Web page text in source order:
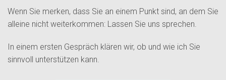
Wenn Sie merken, dass Sie an einem Punkt sind, an dem Sie
alleine nicht weiterkommen: Lassen Sie uns sprechen.
In einem ersten Gespräch klären wir, ob und wie ich Sie
sinnvoll unterstützen kann.